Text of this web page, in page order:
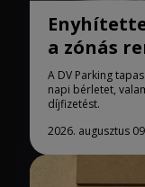
a zónás
A DV Parking
napi bérletet,
díjfizetést.
2026. augusztus